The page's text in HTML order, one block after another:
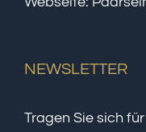
NEWSLETTER
Tragen Sie sich